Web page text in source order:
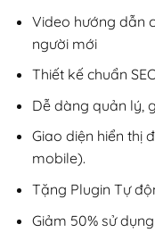
Video hướng dẫn
người mới
Thiết kế chuẩn
Dễ dàng quản lý,
Giao diện hiển thị
mobile).
Tặng Plugin Tự
Giảm 50% sử